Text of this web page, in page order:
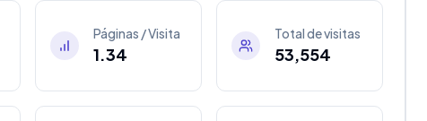
Páginas / Visita
1.34
Total de visitas
53,554